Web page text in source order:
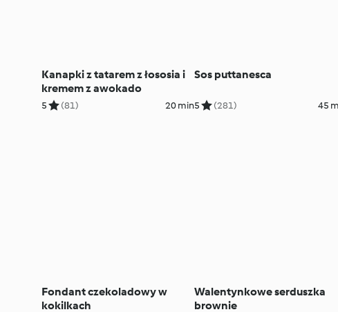
Kanapki z tatarem z łososia i
kremem z awokado
5 (81) 20 min
Sos puttanesca
5 (281) 45
Fondant czekoladowy w
kokilkach
Walentynkowe serduszka
brownie